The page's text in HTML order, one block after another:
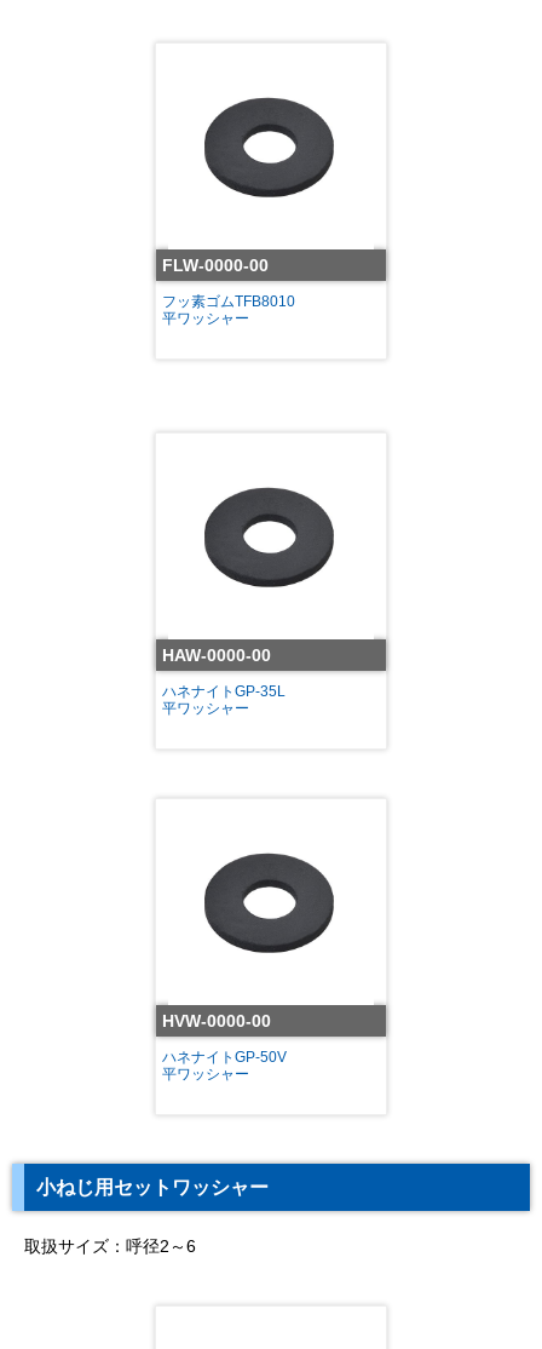
FLW-0000-00
フッ素ゴムTFB8010
平ワッシャー
HAW-0000-00
ハネナイトGP-35L
平ワッシャー
HVW-0000-00
ハネナイトGP-50V
平ワッシャー
小ねじ用セットワッシャー
取扱サイズ：呼径2～6